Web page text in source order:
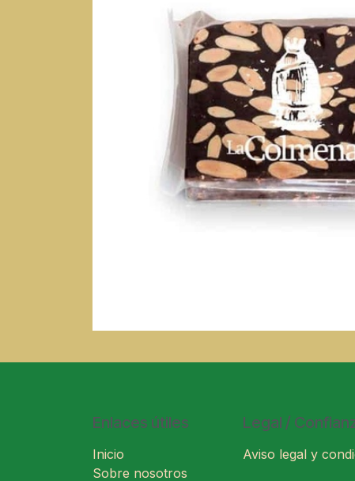
Enlaces útiles
Inicio
Sobre nosotros
Legal /
Aviso legal y